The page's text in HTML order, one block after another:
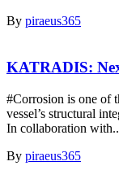
By piraeus365
KATRADIS:
#Corrosion is one of
vessel’s structural
In collaboration
By piraeus365